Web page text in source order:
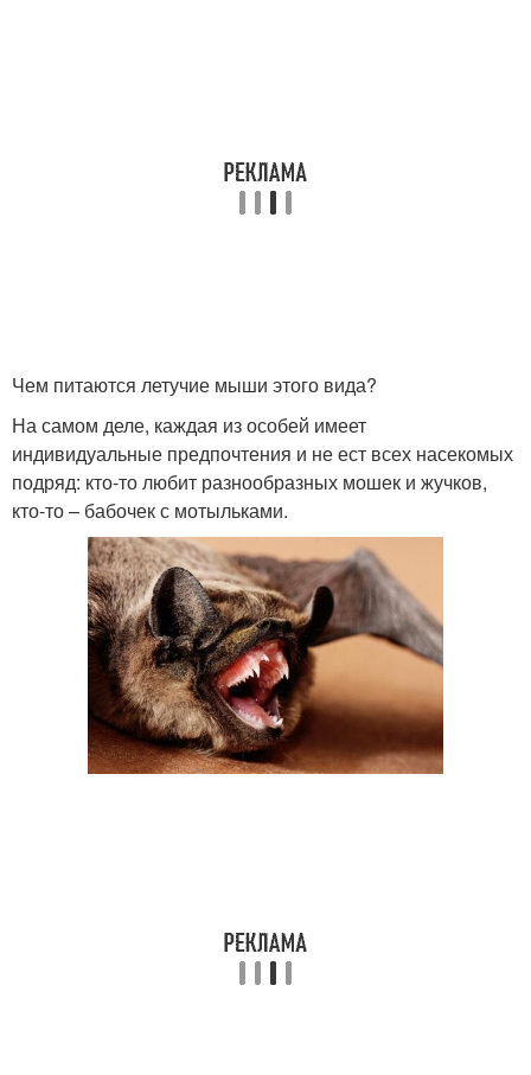
Чем питаются летучие мыши этого вида?
На самом деле, каждая из особей имеет
индивидуальные предпочтения и не ест всех насекомых
подряд: кто-то любит разнообразных мошек и жучков,
кто-то – бабочек с мотыльками.